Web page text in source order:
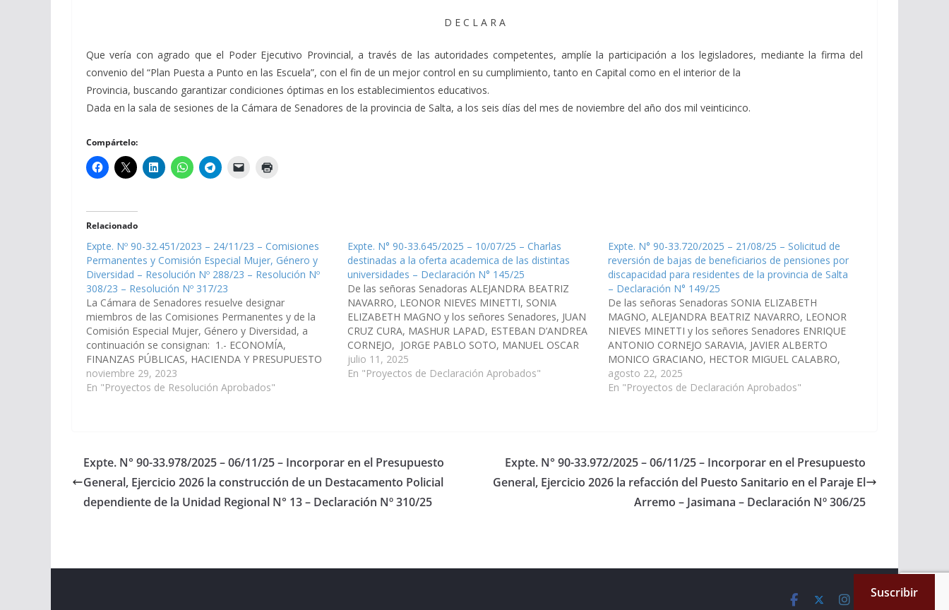
D E C L A R A
Que vería con agrado que el Poder Ejecutivo Provincial, a través de las autoridades competentes, amplíe la participación a los legisladores, mediante la firma del
convenio del “Plan Puesta a Punto en las Escuela”, con el fin de un mejor control en su cumplimiento, tanto en Capital como en el interior de la
Provincia, buscando garantizar condiciones óptimas en los establecimientos educativos.
Dada en la sala de sesiones de la Cámara de Senadores de la provincia de Salta, a los seis días del mes de noviembre del año dos mil veinticinco.
Compártelo:
Relacionado
Expte. Nº 90-32.451/2023 – 24/11/23 – Comisiones
Permanentes y Comisión Especial Mujer, Género y
Diversidad – Resolución Nº 288/23 – Resolución Nº
308/23 – Resolución Nº 317/23
La Cámara de Senadores resuelve designar
miembros de las Comisiones Permanentes y de la
Comisión Especial Mujer, Género y Diversidad, a
continuación se consignan: 1.- ECONOMÍA,
FINANZAS PÚBLICAS, HACIENDA Y PRESUPUESTO
CURA, Juan Cruz LAPAD, Mashur SOTO, Jorge SALVA,
Leopoldo Arsenio PAILLER, Manuel Oscar CRUZ,
noviembre 29, 2023
En "Proyectos de Resolución Aprobados"
Expte. N° 90-33.645/2025 – 10/07/25 – Charlas
destinadas a la oferta academica de las distintas
universidades – Declaración N° 145/25
De las señoras Senadoras ALEJANDRA BEATRIZ
NAVARRO, LEONOR NIEVES MINETTI, SONIA
ELIZABETH MAGNO y los señores Senadores, JUAN
CRUZ CURA, MASHUR LAPAD, ESTEBAN D’ANDREA
CORNEJO, JORGE PABLO SOTO, MANUEL OSCAR
PAILLER, ENRIQUE ANTONIO CORNEJO SARAVIA,
DIEGO EVARISTO CARI, LEOPOLDO ARSENIO SALVA,
julio 11, 2025
En "Proyectos de Declaración Aprobados"
Expte. N° 90-33.720/2025 – 21/08/25 – Solicitud de
reversión de bajas de beneficiarios de pensiones por
discapacidad para residentes de la provincia de Salta
– Declaración N° 149/25
De las señoras Senadoras SONIA ELIZABETH
MAGNO, ALEJANDRA BEATRIZ NAVARRO, LEONOR
NIEVES MINETTI y los señores Senadores ENRIQUE
ANTONIO CORNEJO SARAVIA, JAVIER ALBERTO
MONICO GRACIANO, HECTOR MIGUEL CALABRO,
DIEGO EVARISTO CARI, HECTOR DANIEL D´AURIA,
DANI RAUL NOLASCO, MANUEL OSCARP PAILLER,
agosto 22, 2025
En "Proyectos de Declaración Aprobados"
Expte. N° 90-33.978/2025 – 06/11/25 – Incorporar en el Presupuesto
General, Ejercicio 2026 la construcción de un Destacamento Policial
dependiente de la Unidad Regional N° 13 – Declaración Nº 310/25
Expte. N° 90-33.972/2025 – 06/11/25 – Incorporar en el Presupuesto
General, Ejercicio 2026 la refacción del Puesto Sanitario en el Paraje El
Arremo – Jasimana – Declaración Nº 306/25
Suscribir